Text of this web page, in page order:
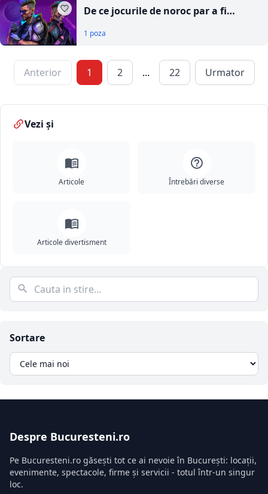
Sortare
De ce jocurile de noroc par a fi
datorie
1 poza
Anterior 1 2 ... 22 Urmator
Vezi și
Articole Întrebări diverse
Articole divertisment
Despre Bucuresteni.ro
Pe Bucuresteni.ro găsești tot ce ai nevoie în București: locații,
evenimente, spectacole, firme și servicii - totul într-un singur
loc.